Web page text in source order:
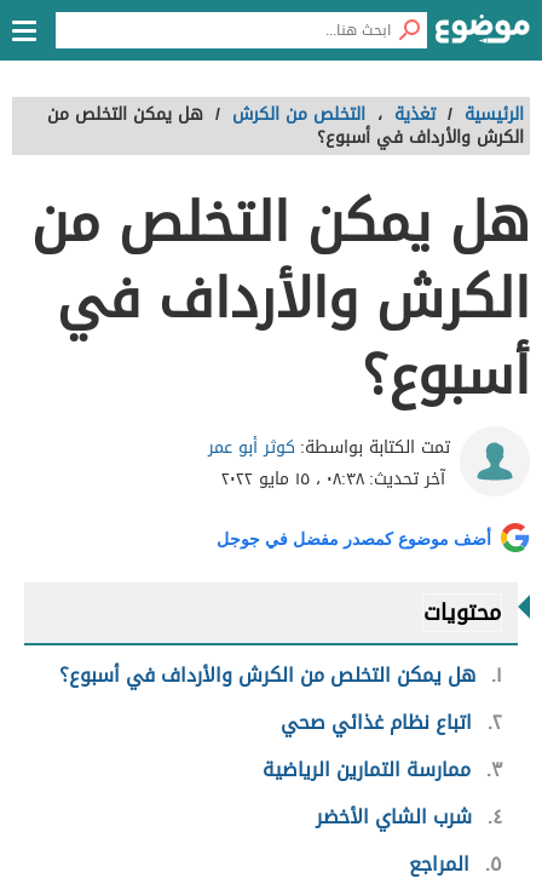
الرئيسية / تغذية ، التخلص من الكرش / هل يمكن التخلص من
الكرش والأرداف في أسبوع؟
هل يمكن التخلص من
الكرش والأرداف في
أسبوع؟
تمت الكتابة بواسطة: كوثر أبو عمر
آخر تحديث:٠٨:٣٨ ، ١٥ مايو ٢٠٢٢
أضف موضوع كمصدر مفضل في جوجل
محتويات
١ هل يمكن التخلص من الكرش والأرداف في أسبوع؟
٢ اتباع نظام غذائي صحي
٣ ممارسة التمارين الرياضية
٤ شرب الشاي الأخضر
٥
المراجع